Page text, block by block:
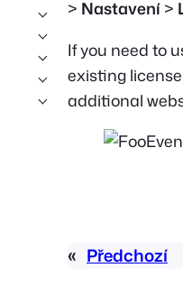
> Nastavení >
If you need to
existing
additional
« Předchozí